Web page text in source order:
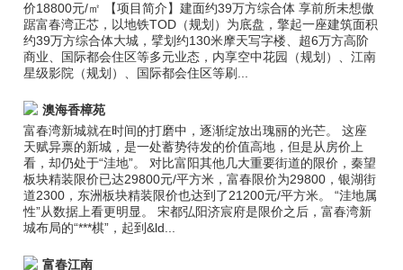
价18800元/㎡ 【项目简介】建面约39万方综合体 享前所未想傲
踞富春湾正芯，以地铁TOD（规划）为底盘，擎起一座建筑面积
约39万方综合体大城，擘划约130米摩天写字楼、超6万方高阶
商业、国际都会住区等多元业态，内享空中花园（规划）、江南
星级影院（规划）、国际都会住区等刷...
澳海香樟苑
富春湾新城就在时间的打磨中，逐渐绽放出瑰丽的光芒。 这座
天赋异禀的新城，是一处蓄势待发的价值高地，但是从房价上
看，却仍处于“洼地”。 对比富阳其他几大重要街道的限价，秦望
板块精装限价已达29800元/平方米，富春限价为29800，银湖街
道2300，东洲板块精装限价也达到了21200元/平方米。 “洼地属
性”从数据上看更明显。 宋都弘阳济宸府是限价之后，富春湾新
城布局的“***棋”，起到&ld...
富春江南